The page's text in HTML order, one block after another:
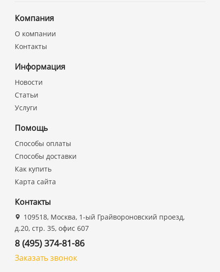
Компания
О компании
Контакты
Информация
Новости
Статьи
Услуги
Помощь
Способы оплаты
Способы доставки
Как купить
Карта сайта
Контакты
109518, Москва, 1-ый Грайвороновский проезд,
д.20, стр. 35, офис 607
8 (495) 374-81-86
Заказать звонок